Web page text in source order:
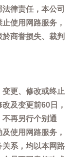
律责任，本公司
使用网路服务，
商誉损失、裁判
更、修改或终止
及变更前60日，
再另行个别通
使用网路服务，
系，均以本网路